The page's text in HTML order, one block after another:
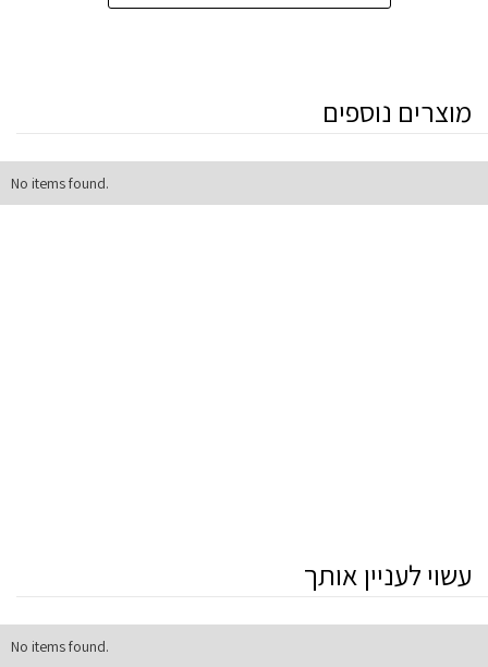
מוצרים נוספים
No items found.
עשוי לעניין אותך
No items found.